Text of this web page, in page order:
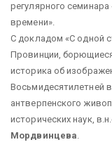
регулярного
времени».
С докладом «С одной
Провинции,
историка об
Восьмидесятилетней
антверпенского
исторических наук,
Мордвинцева.